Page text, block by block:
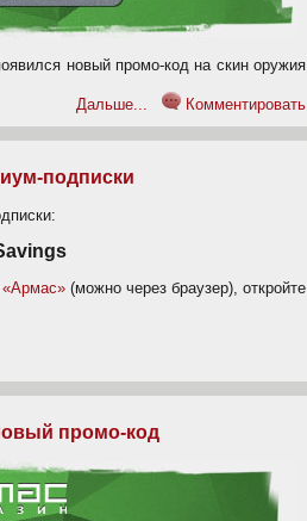
новый промо-код на скин оружия
Дальше...
Комментировать
подписки
«Армас» (можно через браузер), откройте
промо-код